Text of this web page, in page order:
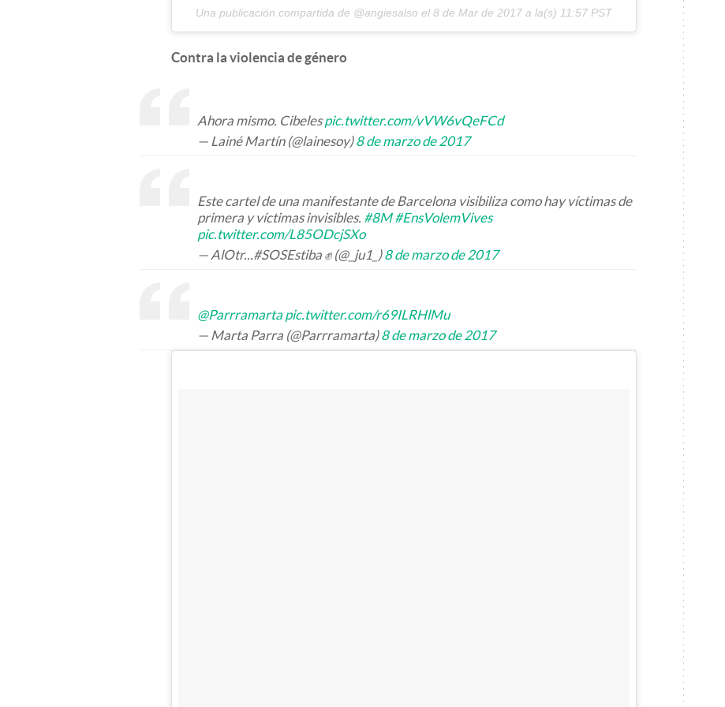
Una publicación compartida de @angiesalso el 8 de Mar de 2017 a la(s) 11:57 PST
Contra la violencia de género
Ahora mismo. Cibelespic.twitter.com/vVW6vQeFCd
— Lainé Martín (@lainesoy)8 de marzo de 2017
Este cartel de una manifestante de Barcelona visibiliza como hay víctimas de
primera y víctimas invisibles. #8M #EnsVolemVives
pic.twitter.com/L85ODcjSXo
— AlOtr...#SOSEstiba ✊ (@_ju1_)8 de marzo de 2017
@Parrramarta pic.twitter.com/r69ILRHlMu
— Marta Parra (@Parrramarta)8 de marzo de 2017